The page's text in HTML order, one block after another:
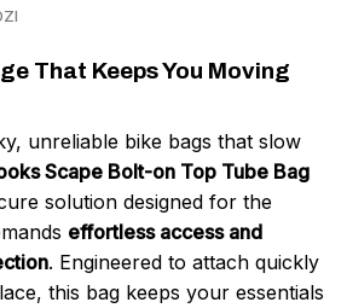
That Keeps You Moving
unreliable bike bags that slow
Scape Bolt-on Top Tube Bag
solution designed for the
effortless access and
. Engineered to attach quickly
this bag keeps your essentials